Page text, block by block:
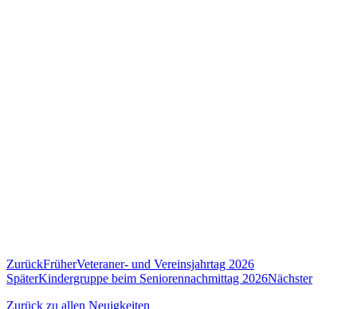
ZurückFrüherVeteraner- und Vereinsjahrtag 2026
SpäterKindergruppe beim Seniorennachmittag 2026Nächster
Zurück zu allen Neuigkeiten